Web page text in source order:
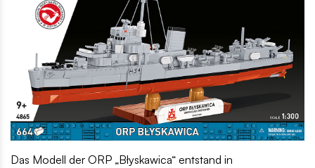
Das Modell der ORP „Błyskawica“ entstand in